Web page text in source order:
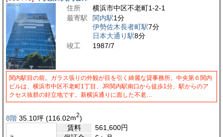
住所
横浜市中区不老町1-2-1
最寄駅
関内駅1分
伊勢佐木長者町駅7分
日本大通り駅8分
竣工
1987/7
関内駅目の前。ガラス張りの外観が目を引く綺麗な貸事務所。中央第６関内
ビルは、横浜市中区不老町1丁目、JR関内駅南口から徒歩1分、駅からのア
クセス抜群の好立地です。新横浜通りに面した不老…
8階 35.10坪 (116.02m2)
賃料
561,600円